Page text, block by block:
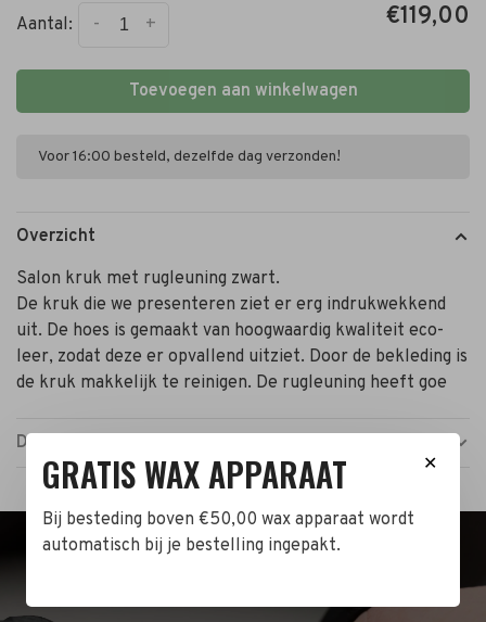
Aantal: +
- €119,00
Toevoegen aan winkelwagen
Voor 16:00 besteld, dezelfde dag verzonden!
Overzicht
Salon kruk met rugleuning zwart.
De kruk die we presenteren ziet er erg indrukwekkend
uit. De hoes is gemaakt van hoogwaardig kwaliteit eco-
leer, zodat deze er opvallend uitziet. Door de bekleding is
de kruk makkelijk te reinigen. De rugleuning heeft goe
Details
✕
GRATIS WAX APPARAAT
Bij besteding boven €50,00 wax apparaat wordt
automatisch bij je bestelling ingepakt.